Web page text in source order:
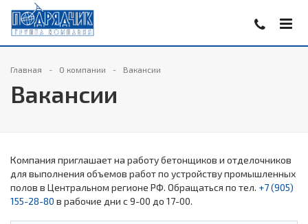
Главная О компании Вакансии
Вакансии
Компания приглашает на работу бетонщиков и отделочников
для выполнения объемов работ по устройству промышленных
полов в Центральном регионе РФ. Обращаться по тел. +7 (905)
155-28-80 в рабочие дни с 9-00 до 17-00.